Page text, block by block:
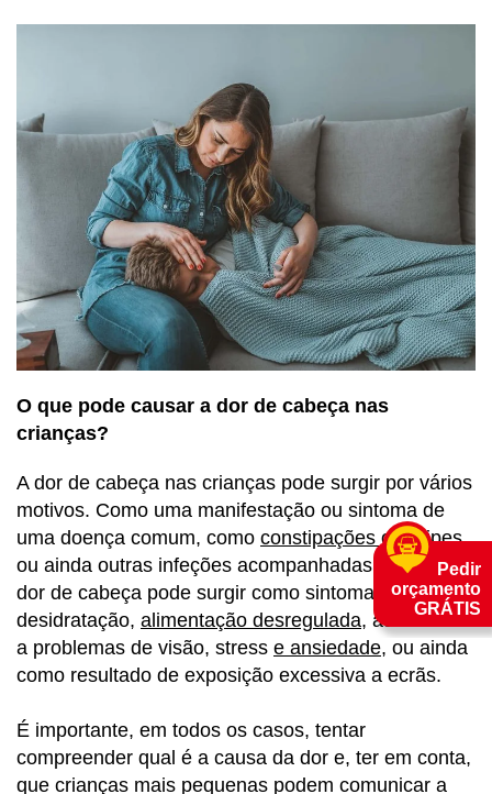
O que pode causar a dor de cabeça nas
crianças?
A dor de cabeça nas crianças pode surgir por vários
motivos. Como uma manifestação ou sintoma de
uma doença comum, como constipações ou gripes,
ou ainda outras infeções acompanhadas de febre. A
dor de cabeça pode surgir como sintoma de
desidratação, alimentação desregulada, associada
a problemas de visão, stress e ansiedade, ou ainda
como resultado de exposição excessiva a ecrãs.
É importante, em todos os casos, tentar
compreender qual é a causa da dor e, ter em conta,
que crianças mais pequenas podem comunicar a
Pedir
orçamento
GRÁTIS